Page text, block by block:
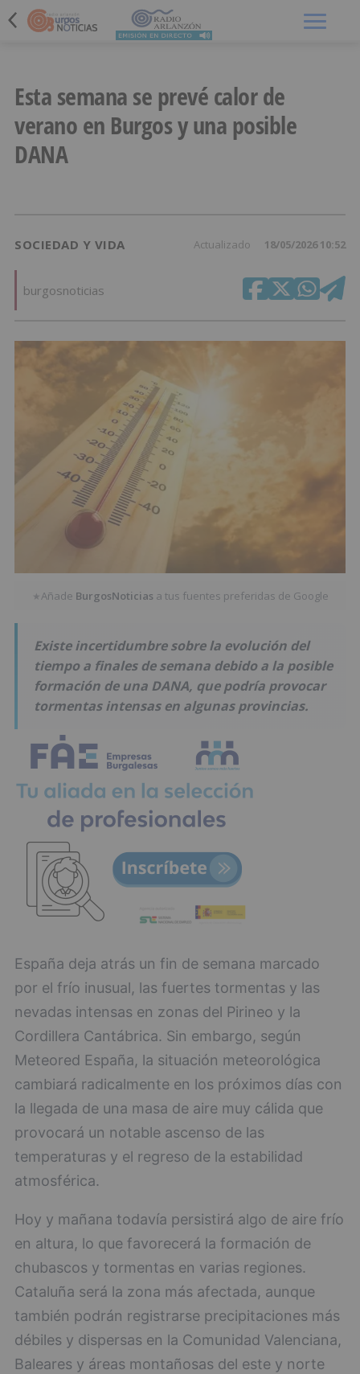
Esta semana se prevé calor de
verano en Burgos y una posible
DANA
SOCIEDAD Y VIDA Actualizado 18/05/2026 10:52
burgosnoticias
★Añade BurgosNoticias a tus fuentes preferidas de Google
Existe incertidumbre sobre la evolución del
tiempo a finales de semana debido a la posible
formación de una DANA, que podría provocar
tormentas intensas en algunas provincias.
España deja atrás un fin de semana marcado
por el frío inusual, las fuertes tormentas y las
nevadas intensas en zonas del Pirineo y la
Cordillera Cantábrica. Sin embargo, según
Meteored España, la situación meteorológica
cambiará radicalmente en los próximos días con
la llegada de una masa de aire muy cálida que
provocará un notable ascenso de las
temperaturas y el regreso de la estabilidad
atmosférica.
Hoy y mañana todavía persistirá algo de aire frío
en altura, lo que favorecerá la formación de
chubascos y tormentas en varias regiones.
Cataluña será la zona más afectada, aunque
también podrán registrarse precipitaciones más
débiles y dispersas en la Comunidad Valenciana,
Baleares y áreas montañosas del este y norte